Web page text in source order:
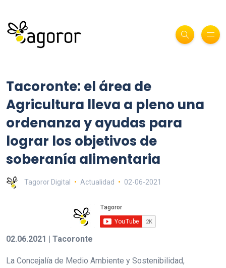
Tacoronte: el área de
Agricultura lleva a pleno una
ordenanza y ayudas para
lograr los objetivos de
soberanía alimentaria
Tagoror Digital Actualidad 02-06-2021
02.06.2021 | Tacoronte
La Concejalía de Medio Ambiente y Sostenibilidad,